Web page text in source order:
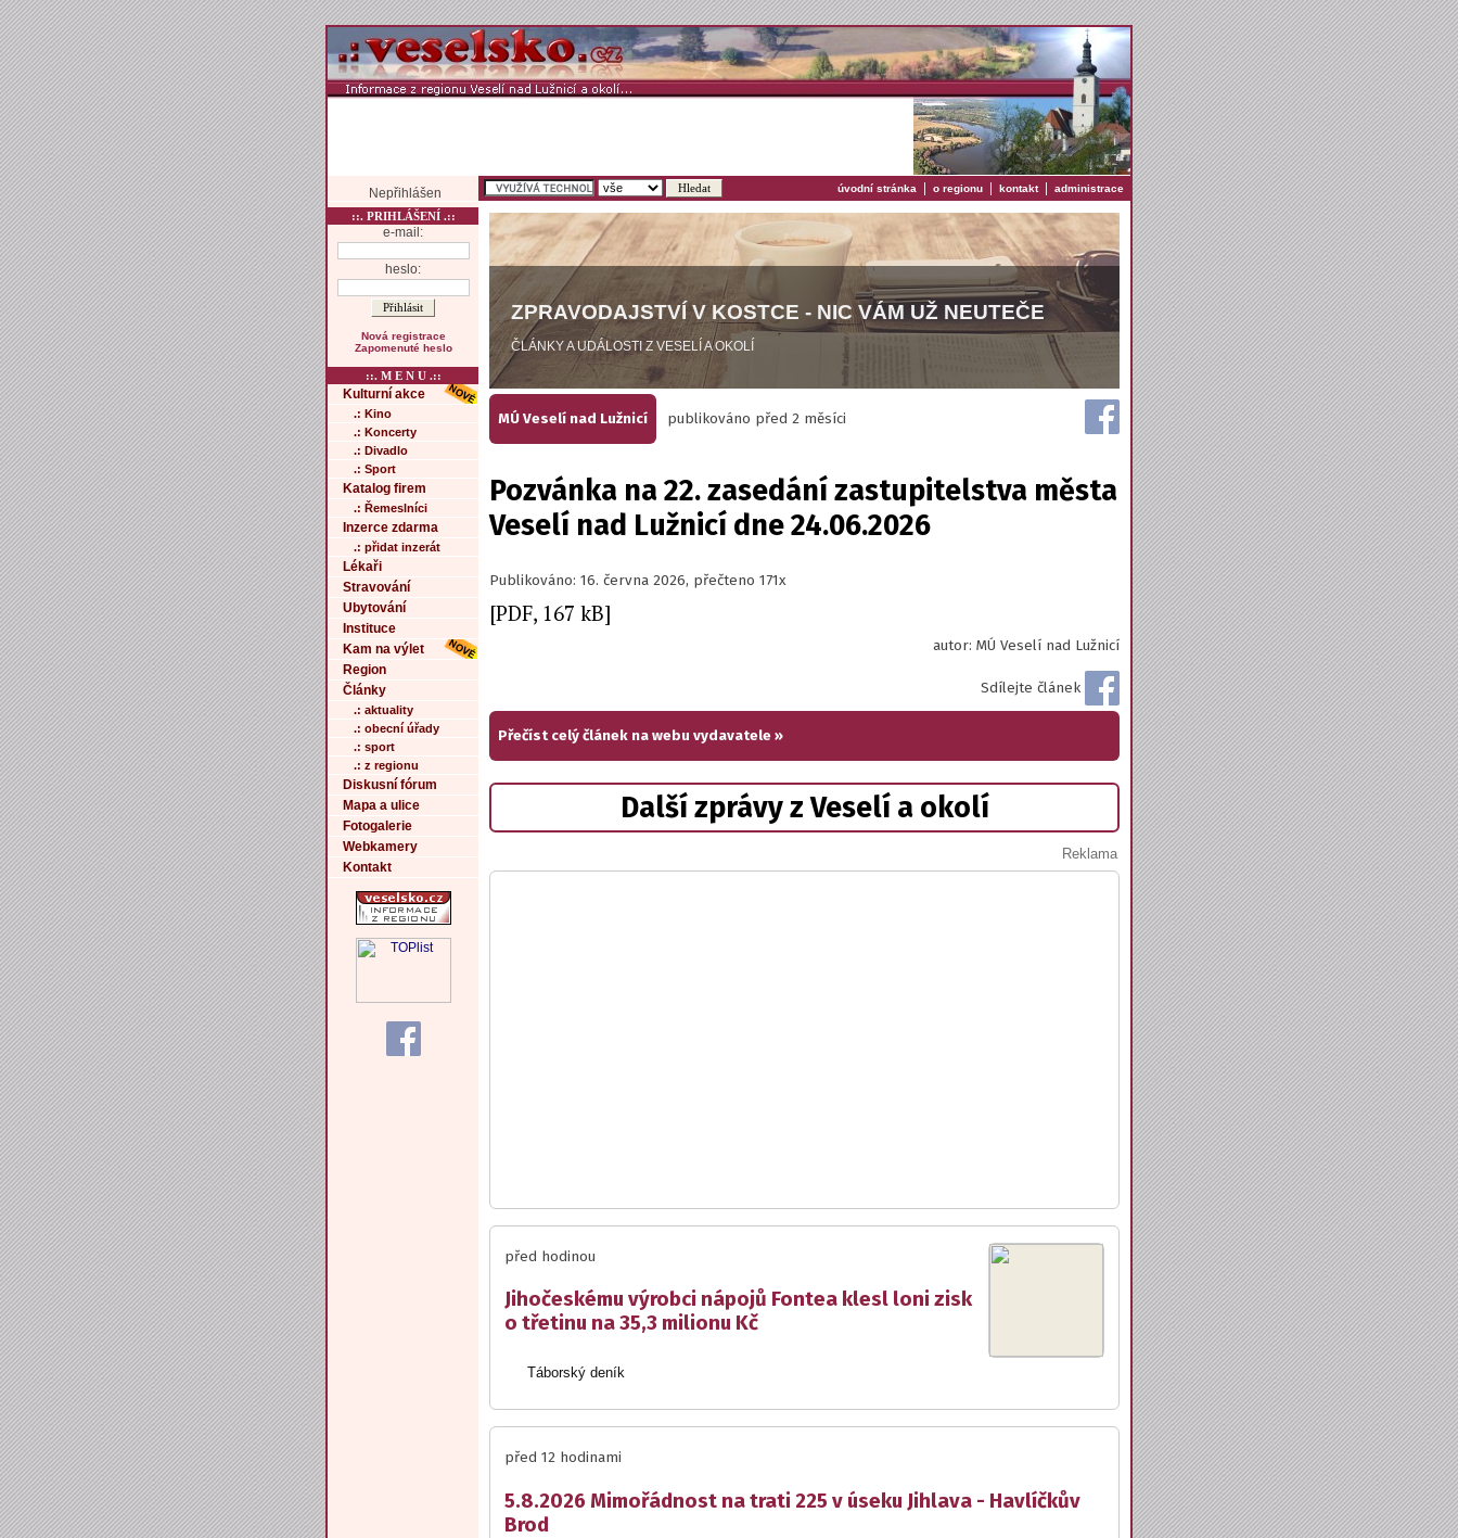
Nepřihlášen úvodní stránka | o regionu | kontakt| administrace
::. PRIHLÁŠENÍ .::
e-mail:
heslo:
Nová registrace
Zapomenuté heslo
::. M E N U .::
Kulturní akce
.: Kino
.: Koncerty
.: Divadlo
.: Sport
Katalog firem
.: Řemeslníci
Inzerce zdarma
.: přidat inzerát
Lékaři
Stravování
Ubytování
Instituce
Kam na výlet
Region
Články
.: aktuality
.: obecní úřady
.: sport
.: z regionu
Diskusní fórum
Mapa a ulice
Fotogalerie
Webkamery
Kontakt
ZPRAVODAJSTVÍ V KOSTCE - NIC VÁM UŽ NEUTEČE
ČLÁNKY A UDÁLOSTI Z VESELÍ A OKOLÍ
MÚ Veselí nad Lužnicí publikováno před 2 měsíci
Pozvánka na 22. zasedání zastupitelstva města
Veselí nad Lužnicí dne 24.06.2026
Publikováno: 16. června 2026, přečteno 171x
[PDF, 167 kB]
autor: MÚ Veselí nad Lužnicí
Sdílejte článek
Přečíst celý článek na webu vydavatele »
Další zprávy z Veselí a okolí
Reklama
před hodinou
Jihočeskému výrobci nápojů Fontea klesl loni zisk
o třetinu na 35,3 milionu Kč
Táborský deník
před 12 hodinami
5.8.2026 Mimořádnost na trati 225 v úseku Jihlava - Havlíčkův
Brod